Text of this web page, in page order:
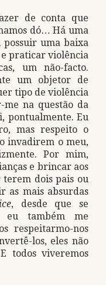
de conta que
dó… Há uma
uma baixa
praticar violência
um não-facto.
um objetor de
tipo de violência
me na questão da
pontualmente. Eu
mas respeito o
invadirem o meu,
Por mim,
e brincar aos
dois pais ou
as mais absurdas
, desde que se
eu também me
respeitarmo-nos
los, eles não
todos viveremos